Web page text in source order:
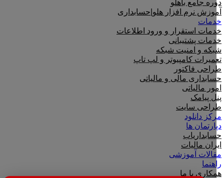
دوره جامع باهلو
آموزش نرم افزار هلو|حسابداری
خدمات
خدمات استقرار و ورود اطلاعات
خدمات پشتیبانی
شبکه و امنیت شبکه
تعمیرات کامپیوتر و لپ تاپ
طراحی فاکتور
حسابداری مالی و مالیاتی
امور مالیاتی
پنل پیامک
طراحی سایت
مرکز دانلود
دپارتمان ها
حسابداریاب
ایران مالیات
مقالات آموزشی
راهنما
همکاری با ما